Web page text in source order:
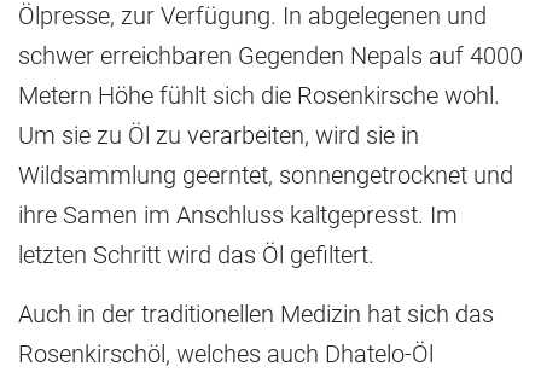
Ölpresse, zur Verfügung. In abgelegenen und
schwer erreichbaren Gegenden Nepals auf 4000
Metern Höhe fühlt sich die Rosenkirsche wohl.
Um sie zu Öl zu verarbeiten, wird sie in
Wildsammlung geerntet, sonnengetrocknet und
ihre Samen im Anschluss kaltgepresst. Im
letzten Schritt wird das Öl gefiltert.
Auch in der traditionellen Medizin hat sich das
Rosenkirschöl, welches auch Dhatelo-Öl